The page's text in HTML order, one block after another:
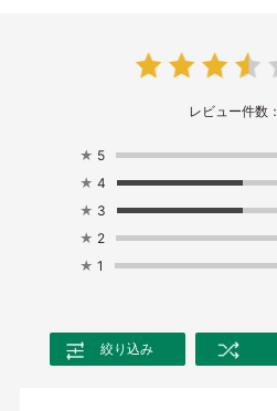
レビュー件数：
★ 5
★ 4
★ 3
★ 2
★ 1
絞り込み